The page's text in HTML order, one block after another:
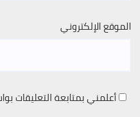
الموقع الإلكتروني
أعلمني بمتابعة التعليقات